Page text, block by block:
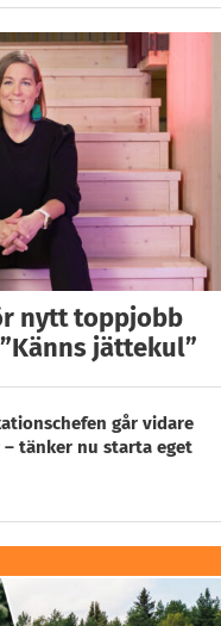
nytt toppjobb
jättekul”
går vidare
tänker nu starta eget